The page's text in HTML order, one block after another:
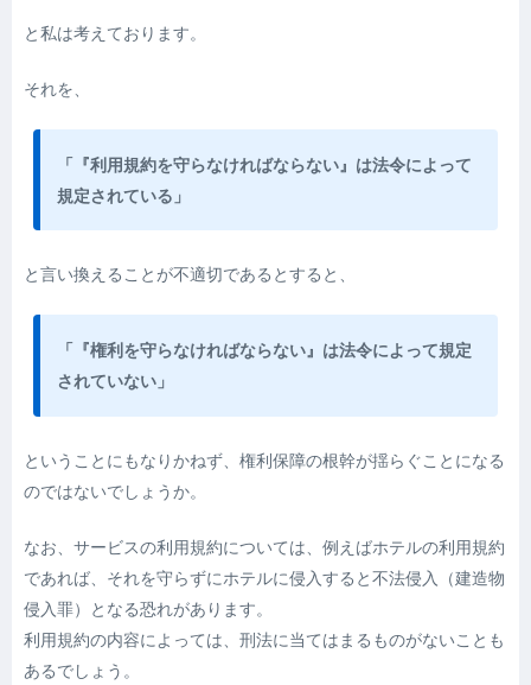
と私は考えております。
それを、
「『利用規約を守らなければならない』は法令によって
規定されている」
と言い換えることが不適切であるとすると、
「『権利を守らなければならない』は法令によって規定
されていない」
ということにもなりかねず、権利保障の根幹が揺らぐことになる
のではないでしょうか。
なお、サービスの利用規約については、例えばホテルの利用規約
であれば、それを守らずにホテルに侵入すると不法侵入（建造物
侵入罪）となる恐れがあります。
利用規約の内容によっては、刑法に当てはまるものがないことも
あるでしょう。